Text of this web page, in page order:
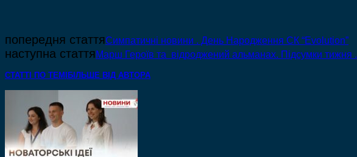
попередня статтяСимпатичні новини . День Народження СК “Evolution”
наступна статтяМарш Героїв та відроджений альманах. Підсумки тижня .
СТАТТІ ПО ТЕМІ БІЛЬШЕ ВІД АВТОРА